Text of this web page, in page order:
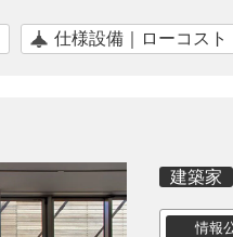
仕様設備｜ローコスト
建築家
情報